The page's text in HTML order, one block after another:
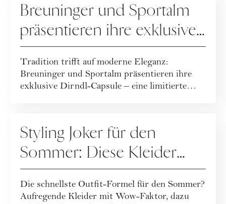
Breuninger und Sportalm
präsentieren ihre exklusive
Dirndl-Capsule!
Tradition trifft auf moderne Eleganz:
Breuninger und Sportalm präsentieren ihre
exklusive Dirndl-Capsule – eine limitierte
Styling Joker für den
Sommer: Diese Kleider
machen jedes Outfit zum
Hingucker
Die schnellste Outfit-Formel für den Sommer?
Aufregende Kleider mit Wow-Faktor, dazu